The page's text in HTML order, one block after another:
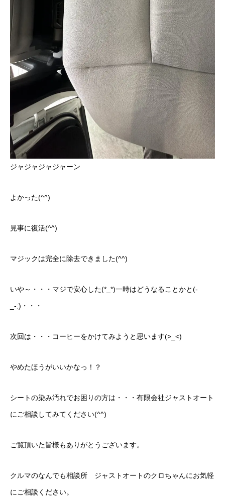
ジャジャジャジャーン
よかった(^^)
見事に復活(^^)
マジックは完全に除去できました(^^)
いや～・・・マジで安心した(*_*)一時はどうなることかと(-
_-;)・・・
次回は・・・コーヒーをかけてみようと思います(>_<)
やめたほうがいいかなっ！？
シートの染み汚れでお困りの方は・・・有限会社ジャストオート
にご相談してみてください(^^)
ご覧頂いた皆様もありがとうございます。
クルマのなんでも相談所 ジャストオートのクロちゃんにお気軽
にご相談ください。